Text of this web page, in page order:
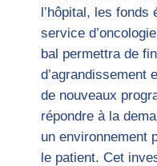
l’hôpital, les fonds
service
bal permettra de
d’agrandissement
de nouveaux
répondre à la
un environnement
le patient. Cet